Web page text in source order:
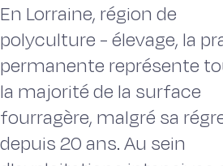
En Lorraine, région de
polyculture - élevage, la
permanente représente
la majorité de la surface
fourragère, malgré sa
depuis 20 ans. Au sein